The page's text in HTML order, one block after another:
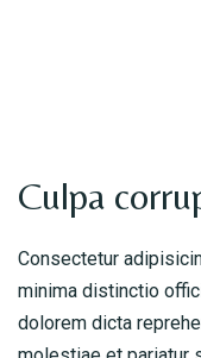
Culpa
Consectetur
minima distinctio
dolorem dicta